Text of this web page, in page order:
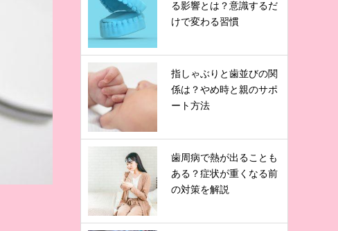
る影響とは？意識するだ
けで変わる習慣
指しゃぶりと歯並びの関
係は？やめ時と親のサポ
ート方法
歯周病で熱が出ることも
ある？症状が重くなる前
の対策を解説